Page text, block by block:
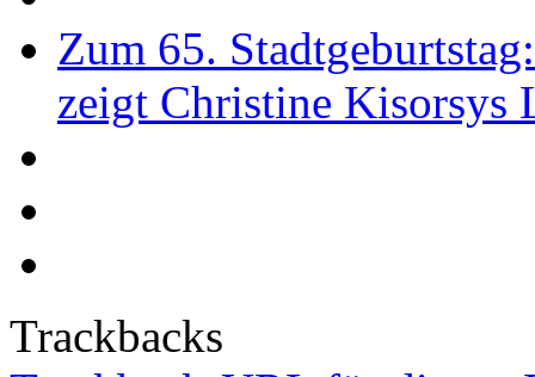
Zum 65.
zeigt Christine Kisorsys
Trackbacks